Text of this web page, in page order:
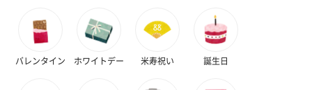
バレンタイン ホワイトデー 米寿祝い 誕生日